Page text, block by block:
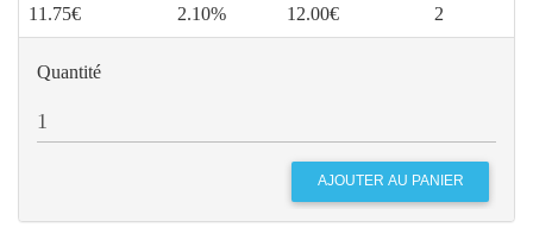
11.75€ 2.10% 12.00€ 2
Quantité